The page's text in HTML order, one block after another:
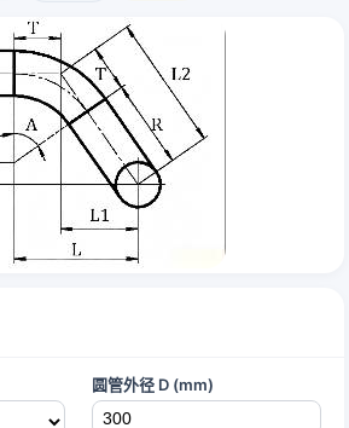
圆管外径 D (mm)